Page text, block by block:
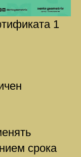
1
срока